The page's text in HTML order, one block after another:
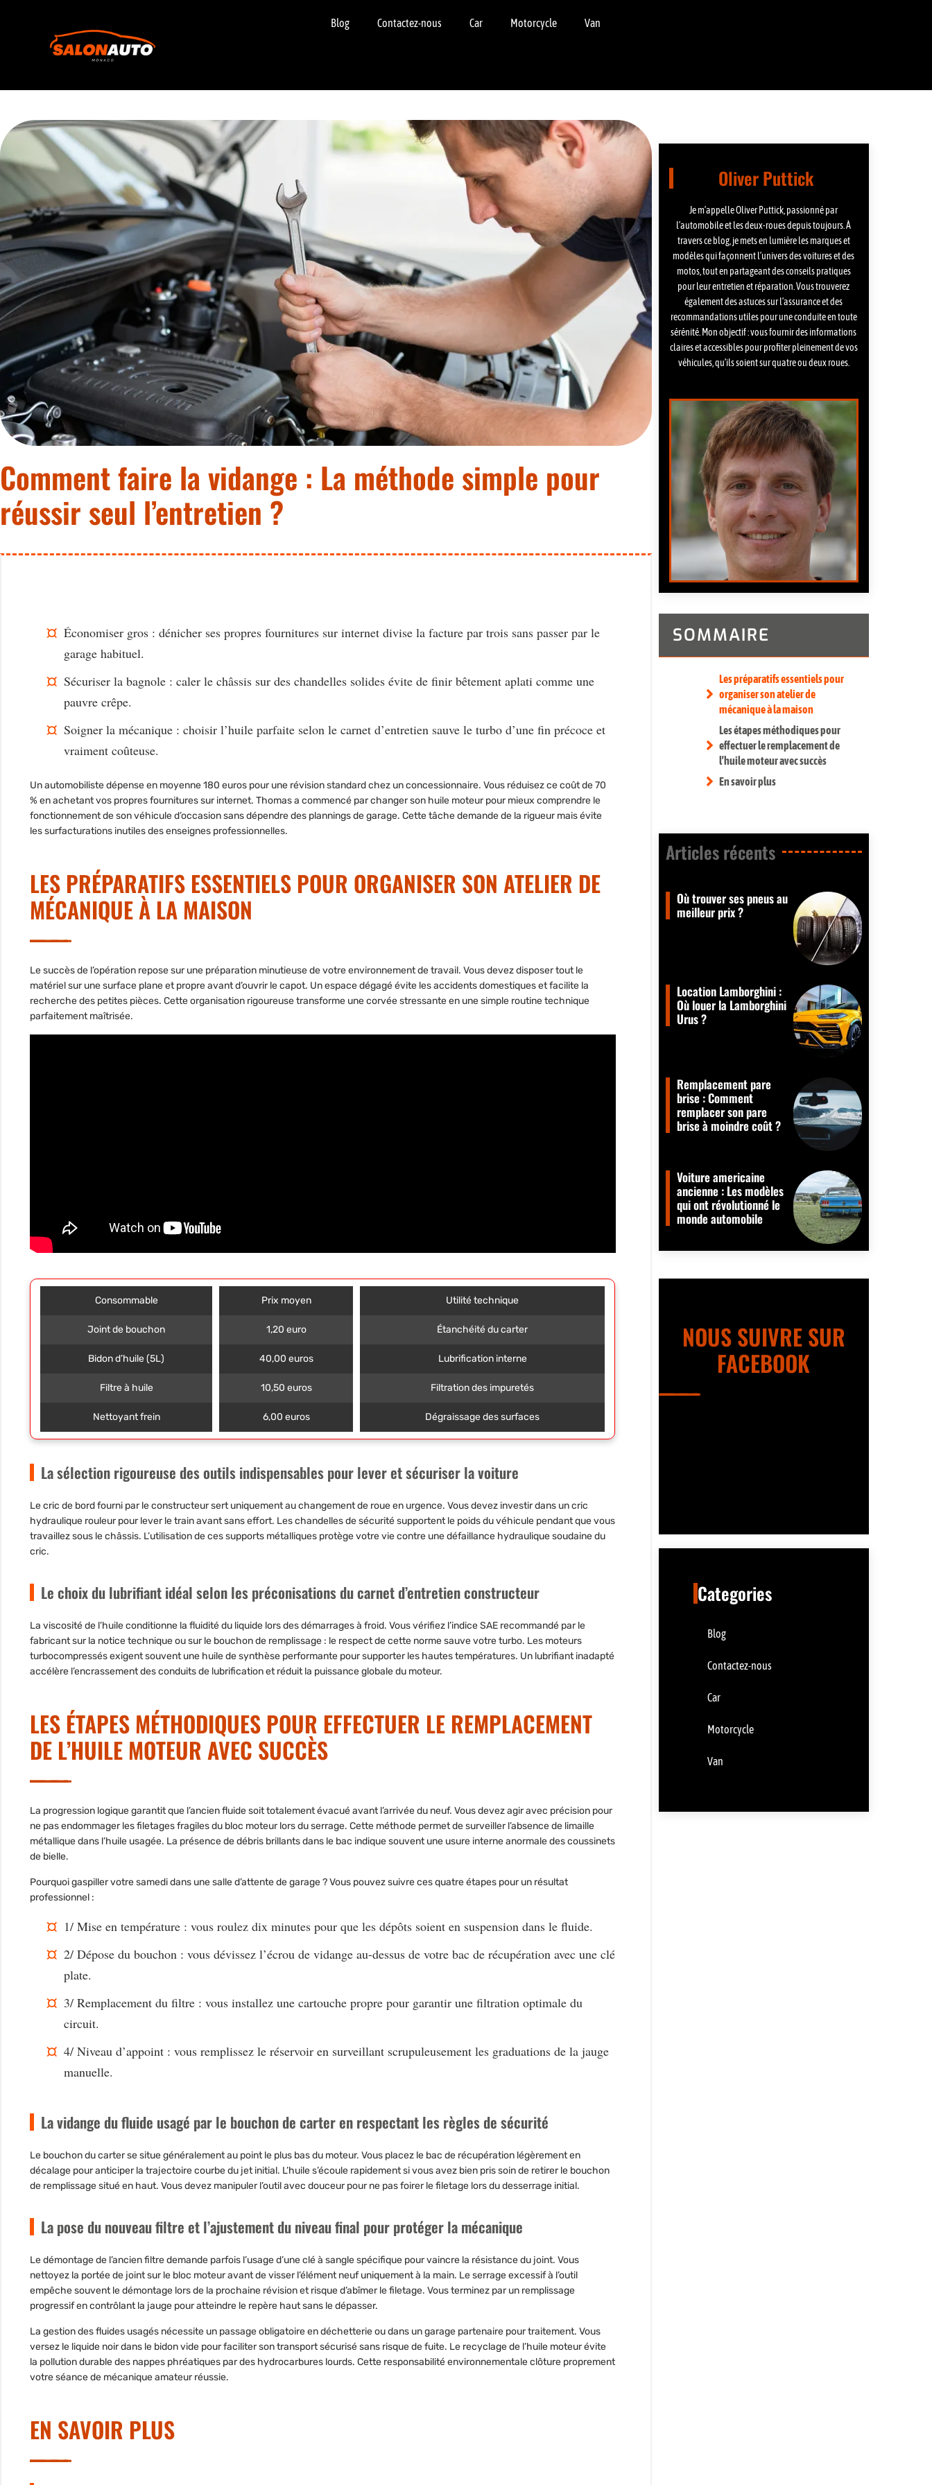
Blog Contactez-nous Car Motorcycle Van
Comment faire la vidange : La méthode simple pour
réussir seul l’entretien ?
Économiser gros : dénicher ses propres fournitures sur internet divise la facture par trois sans passer par le
garage habituel.
Sécuriser la bagnole : caler le châssis sur des chandelles solides évite de finir bêtement aplati comme une
pauvre crêpe.
Soigner la mécanique : choisir l’huile parfaite selon le carnet d’entretien sauve le turbo d’une fin précoce et
vraiment coûteuse.
Un automobiliste dépense en moyenne 180 euros pour une révision standard chez un concessionnaire. Vous réduisez ce coût de 70
% en achetant vos propres fournitures sur internet. Thomas a commencé par changer son huile moteur pour mieux comprendre le
fonctionnement de son véhicule d’occasion sans dépendre des plannings de garage. Cette tâche demande de la rigueur mais évite
les surfacturations inutiles des enseignes professionnelles.
LES PRÉPARATIFS ESSENTIELS POUR ORGANISER SON ATELIER DE
MÉCANIQUE À LA MAISON
Le succès de l’opération repose sur une préparation minutieuse de votre environnement de travail. Vous devez disposer tout le
matériel sur une surface plane et propre avant d’ouvrir le capot. Un espace dégagé évite les accidents domestiques et facilite la
recherche des petites pièces. Cette organisation rigoureuse transforme une corvée stressante en une simple routine technique
parfaitement maîtrisée.
Consommable Prix moyen Utilité technique
Joint de bouchon 1,20 euro Étanchéité du carter
Bidon d’huile (5L) 40,00 euros Lubrification interne
Filtre à huile 10,50 euros Filtration des impuretés
Nettoyant frein 6,00 euros Dégraissage des surfaces
La sélection rigoureuse des outils indispensables pour lever et sécuriser la voiture
Le cric de bord fourni par le constructeur sert uniquement au changement de roue en urgence. Vous devez investir dans un cric
hydraulique rouleur pour lever le train avant sans effort. Les chandelles de sécurité supportent le poids du véhicule pendant que vous
travaillez sous le châssis. L’utilisation de ces supports métalliques protège votre vie contre une défaillance hydraulique soudaine du
cric.
Le choix du lubrifiant idéal selon les préconisations du carnet d’entretien constructeur
La viscosité de l’huile conditionne la fluidité du liquide lors des démarrages à froid. Vous vérifiez l’indice SAE recommandé par le
fabricant sur la notice technique ou sur le bouchon de remplissage : le respect de cette norme sauve votre turbo. Les moteurs
turbocompressés exigent souvent une huile de synthèse performante pour supporter les hautes températures. Un lubrifiant inadapté
accélère l’encrassement des conduits de lubrification et réduit la puissance globale du moteur.
LES ÉTAPES MÉTHODIQUES POUR EFFECTUER LE REMPLACEMENT
DE L’HUILE MOTEUR AVEC SUCCÈS
La progression logique garantit que l’ancien fluide soit totalement évacué avant l’arrivée du neuf. Vous devez agir avec précision pour
ne pas endommager les filetages fragiles du bloc moteur lors du serrage. Cette méthode permet de surveiller l’absence de limaille
métallique dans l’huile usagée. La présence de débris brillants dans le bac indique souvent une usure interne anormale des coussinets
de bielle.
Pourquoi gaspiller votre samedi dans une salle d’attente de garage ? Vous pouvez suivre ces quatre étapes pour un résultat
professionnel :
1/ Mise en température : vous roulez dix minutes pour que les dépôts soient en suspension dans le fluide.
2/ Dépose du bouchon : vous dévissez l’écrou de vidange au-dessus de votre bac de récupération avec une clé
plate.
3/ Remplacement du filtre : vous installez une cartouche propre pour garantir une filtration optimale du
circuit.
4/ Niveau d’appoint : vous remplissez le réservoir en surveillant scrupuleusement les graduations de la jauge
manuelle.
La vidange du fluide usagé par le bouchon de carter en respectant les règles de sécurité
Le bouchon du carter se situe généralement au point le plus bas du moteur. Vous placez le bac de récupération légèrement en
décalage pour anticiper la trajectoire courbe du jet initial. L’huile s’écoule rapidement si vous avez bien pris soin de retirer le bouchon
de remplissage situé en haut. Vous devez manipuler l’outil avec douceur pour ne pas foirer le filetage lors du desserrage initial.
La pose du nouveau filtre et l’ajustement du niveau final pour protéger la mécanique
Le démontage de l’ancien filtre demande parfois l’usage d’une clé à sangle spécifique pour vaincre la résistance du joint. Vous
nettoyez la portée de joint sur le bloc moteur avant de visser l’élément neuf uniquement à la main. Le serrage excessif à l’outil
empêche souvent le démontage lors de la prochaine révision et risque d’abîmer le filetage. Vous terminez par un remplissage
progressif en contrôlant la jauge pour atteindre le repère haut sans le dépasser.
La gestion des fluides usagés nécessite un passage obligatoire en déchetterie ou dans un garage partenaire pour traitement. Vous
versez le liquide noir dans le bidon vide pour faciliter son transport sécurisé sans risque de fuite. Le recyclage de l’huile moteur évite
la pollution durable des nappes phréatiques par des hydrocarbures lourds. Cette responsabilité environnementale clôture proprement
votre séance de mécanique amateur réussie.
EN SAVOIR PLUS
Oliver Puttick
Je m’appelle Oliver Puttick, passionné par
l’automobile et les deux-roues depuis toujours. À
travers ce blog, je mets en lumière les marques et
modèles qui façonnent l’univers des voitures et des
motos, tout en partageant des conseils pratiques
pour leur entretien et réparation. Vous trouverez
également des astuces sur l’assurance et des
recommandations utiles pour une conduite en toute
sérénité. Mon objectif : vous fournir des informations
claires et accessibles pour profiter pleinement de vos
véhicules, qu’ils soient sur quatre ou deux roues.
SOMMAIRE
Les préparatifs essentiels pour
organiser son atelier de
mécanique à la maison
Les étapes méthodiques pour
effectuer le remplacement de
l’huile moteur avec succès
En savoir plus
Articles récents​
Où trouver ses pneus au
meilleur prix ?
Location Lamborghini :
Où louer la Lamborghini
Urus ?
Remplacement pare
brise : Comment
remplacer son pare
brise à moindre coût ?
Voiture americaine
ancienne : Les modèles
qui ont révolutionné le
monde automobile
NOUS SUIVRE SUR
FACEBOOK
Categories
Blog
Contactez-nous
Car
Motorcycle
Van